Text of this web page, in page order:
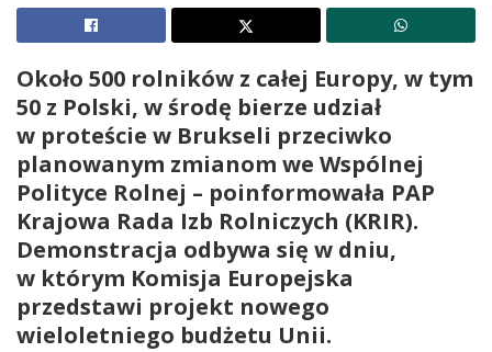
Około 500 rolników z całej Europy, w tym
50 z Polski, w środę bierze udział
w proteście w Brukseli przeciwko
planowanym zmianom we Wspólnej
Polityce Rolnej – poinformowała PAP
Krajowa Rada Izb Rolniczych (KRIR).
Demonstracja odbywa się w dniu,
w którym Komisja Europejska
przedstawi projekt nowego
wieloletniego budżetu Unii.